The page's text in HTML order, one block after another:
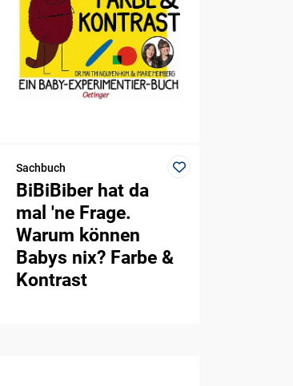
Sachbuch
BiBiBiber hat da
mal 'ne Frage.
Warum können
Babys nix? Farbe &
Kontrast